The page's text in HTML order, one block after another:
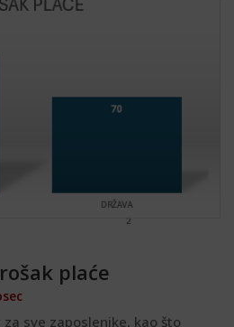
plaće
sve zaposlenike, kao što